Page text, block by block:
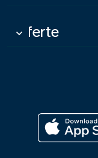
Offerte
keyboard_arrow_down